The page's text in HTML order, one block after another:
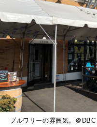
ブルワリーの雰囲気。＠DBC